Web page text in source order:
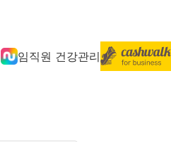
임직원 건강관리